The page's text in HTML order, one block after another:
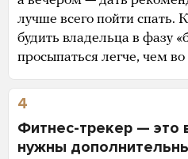
лучше всего пойти спать.
будить владельца в фазу
просыпаться легче, чем
4
Фитнес-трекер — это
нужны